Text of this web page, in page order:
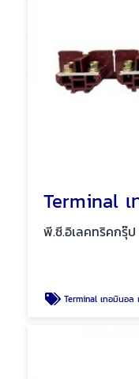
พี.ซี.อิเลคทริคกรุ๊ป
Terminal เทอมินอล เทอมิ